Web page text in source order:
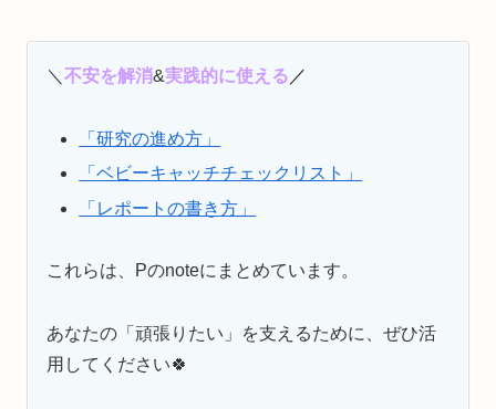
＼ 不安を解消&実践的に使える ／
「研究の進め方」
「ベビーキャッチチェックリスト」
「レポートの書き方」
これらは、Pのnoteにまとめています。
あなたの「頑張りたい」を支えるために、ぜひ活
用してください🍀